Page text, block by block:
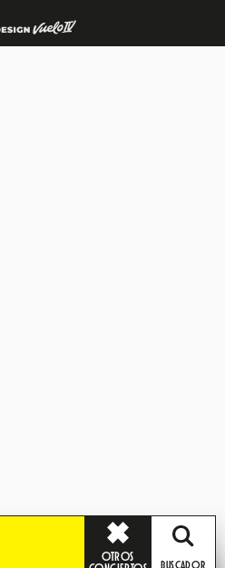
OTROS
BUSCADOR